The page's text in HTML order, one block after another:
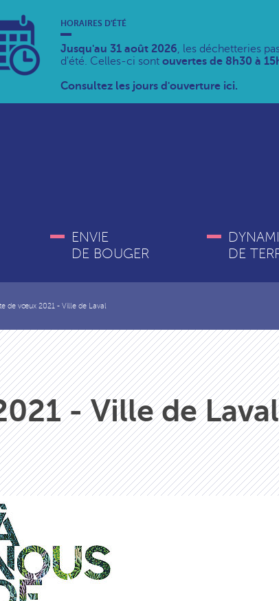
HORAIRES D'ÉTÉ
Jusqu'au 31 août 2026, les déchetteries
d'été. Celles-ci sont ouvertes de 8h30 à
Consultez les jours d'ouverture ici.
ENVIE
DE BOUGER
DE
de vœux 2021 - Ville de Laval
- Ville de Laval